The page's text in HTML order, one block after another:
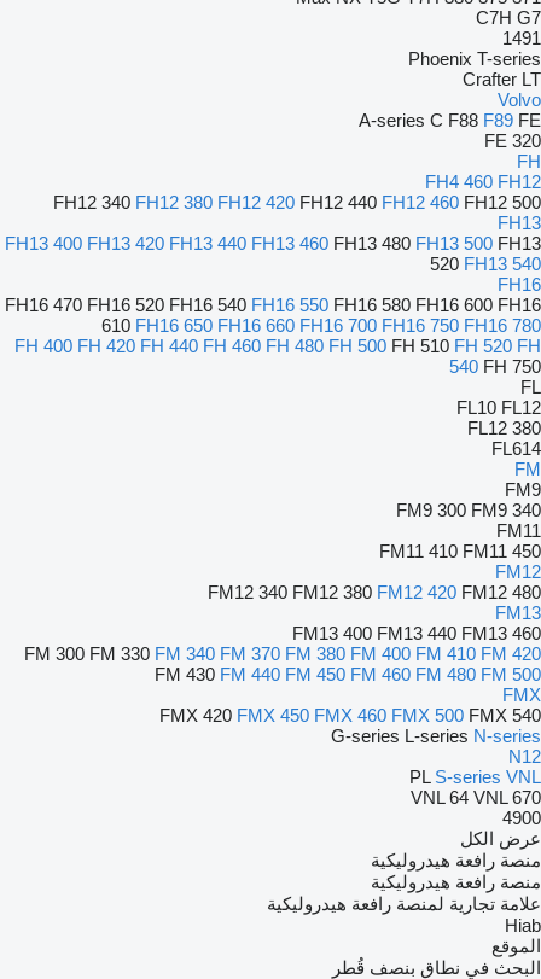
C7H G7
1491
Phoenix T-series
Crafter LT
Volvo
A-series C F88 F89 FE
FE 320
FH
FH4 460 FH12
FH12 340 FH12 380 FH12 420 FH12 440 FH12 460 FH12 500
FH13
FH13 400 FH13 420 FH13 440 FH13 460 FH13 480 FH13 500 FH13
520 FH13 540
FH16
FH16 470 FH16 520 FH16 540 FH16 550 FH16 580 FH16 600 FH16
610 FH16 650 FH16 660 FH16 700 FH16 750 FH16 780
FH 400 FH 420 FH 440 FH 460 FH 480 FH 500 FH 510 FH 520 FH
540 FH 750
FL
FL10 FL12
FL12 380
FL614
FM
FM9
FM9 300 FM9 340
FM11
FM11 410 FM11 450
FM12
FM12 340 FM12 380 FM12 420 FM12 480
FM13
FM13 400 FM13 440 FM13 460
FM 300 FM 330 FM 340 FM 370 FM 380 FM 400 FM 410 FM 420
FM 430 FM 440 FM 450 FM 460 FM 480 FM 500
FMX
FMX 420 FMX 450 FMX 460 FMX 500 FMX 540
G-series L-series N-series
N12
PL S-series VNL
VNL 64 VNL 670
4900
عرض الكل
منصة رافعة هيدروليكية
منصة رافعة هيدروليكية
علامة تجارية لمنصة رافعة هيدروليكية
Hiab
الموقع
البحث في نطاق بنصف قُطر